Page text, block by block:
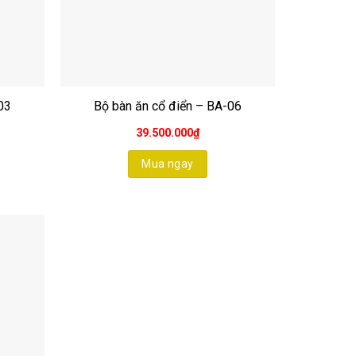
Bộ bàn ăn cổ điển – BA-06
39.500.000₫
Mua ngay